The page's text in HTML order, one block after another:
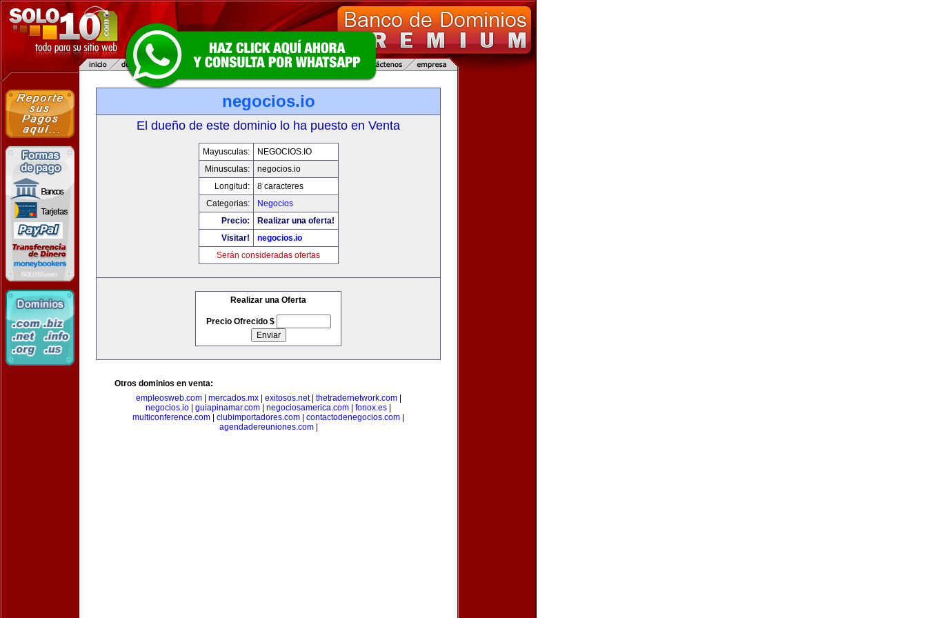
negocios.io
El dueño de este dominio lo ha puesto en Venta
Mayusculas:
NEGOCIOS.IO
Minusculas:
negocios.io
Longitud:
8 caracteres
Categorias:
Negocios
Precio:
Realizar una oferta!
Visitar!
negocios.io
Serán consideradas ofertas
Realizar una Oferta
Precio Ofrecido $
Otros dominios en venta:
empleosweb.com| mercados.mx| exitosos.net| thetradernetwork.com|
negocios.io
guiapinamar.com negociosamerica.com fonox.es
multiconference.com
clubimportadores.com contactodenegocios.com
agendadereuniones.com|